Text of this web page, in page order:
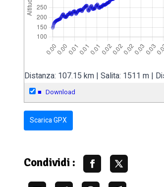
Distanza: 107.15 km | Salita: 1511 m |
■ Download
Scarica GPX
Condividi :